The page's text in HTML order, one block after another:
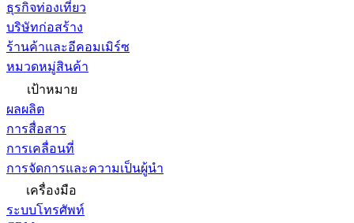
ธุรกิจท่องเที่ยว
บริษัทก่อสร้าง
ร้านค้าและอีคอมเมิร์ซ
หมวดหมู่สินค้า
เป้าหมาย
ผลผลิต
การสื่อสาร
การเคลื่อนที่
การจัดการและความเป็นผู้นำ
เครื่องมือ
ระบบโทรศัพท์